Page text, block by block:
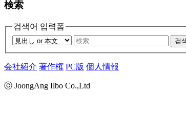
検索
검색어 입력폼
검
会社紹介 著作権 PC版 個人情報
ⓒ JoongAng Ilbo Co.,Ltd